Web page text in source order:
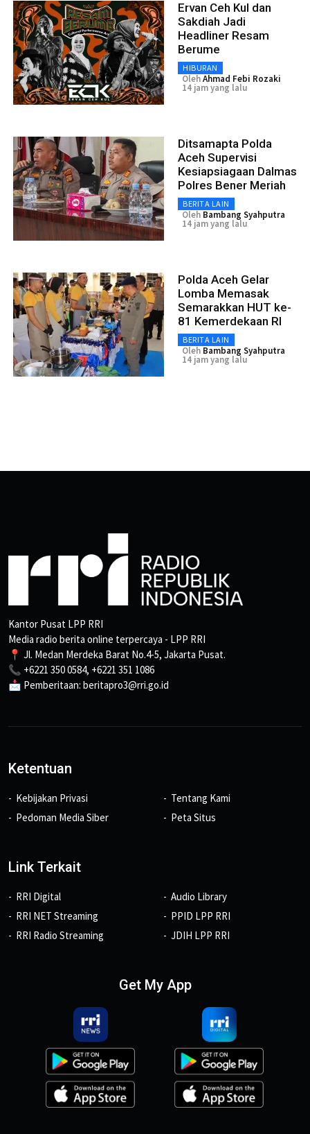
Ervan Ceh Kul dan
Sakdiah Jadi
Headliner Resam
Berume
HIBURAN
OlehAhmad Febi Rozaki
14 jam yang lalu
Ditsamapta Polda
Aceh Supervisi
Kesiapsiagaan Dalmas
Polres Bener Meriah
BERITA LAIN
Oleh Bambang Syahputra
14 jam yang lalu
Polda Aceh Gelar
Lomba Memasak
Semarakkan HUT ke-
81 Kemerdekaan RI
BERITA LAIN
Oleh Bambang Syahputra
14 jam yang lalu
Kantor Pusat LPP RRI
Media radio berita online terpercaya - LPP RRI
📍 Jl. Medan Merdeka Barat No.4-5, Jakarta Pusat.
📞 +6221 350 0584, +6221 351 1086
📩 Pemberitaan: beritapro3@rri.go.id
Ketentuan
Kebijakan Privasi
Pedoman Media Siber
Tentang Kami
Peta Situs
Link Terkait
RRI Digital
RRI NET Streaming
RRI Radio Streaming
Audio Library
PPID LPP RRI
JDIH LPP RRI
Get My App